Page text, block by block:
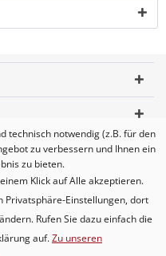
technisch notwendig (z.B. für den
zu verbessern und Ihnen ein
zu bieten.
Klick auf Alle akzeptieren.
Privatsphäre-Einstellungen, dort
Rufen Sie dazu einfach die
auf.Zu unseren